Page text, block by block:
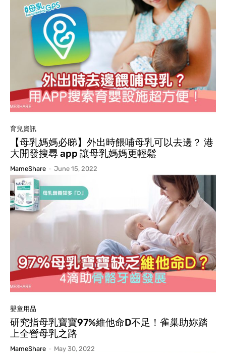
育兒資訊
【母乳媽媽必睇】外出時餵哺母乳可以去邊？ 港
大開發搜尋 app 讓母乳媽媽更輕鬆
MameShare - June 15, 2022
嬰童用品
研究指母乳寶寶97%維他命D不足！雀巢助妳踏
上全營母乳之路
MameShare - May 30, 2022